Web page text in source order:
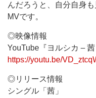
んだろうと、自分自身
MVです。
◎映像情報
YouTube『ヨルシカ –
https://youtu.be/
◎リリース情報
シングル「茜」